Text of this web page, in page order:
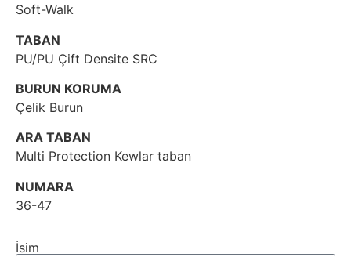
Soft-Walk
TABAN
PU/PU Çift Densite SRC
BURUN KORUMA
Çelik Burun
ARA TABAN
Multi Protection Kewlar taban
NUMARA
36-47
İsim